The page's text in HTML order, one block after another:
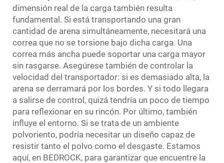
dimensión real de la carga también resulta
fundamental. Si está transportando una gran
cantidad de arena simultáneamente, necesitará una
correa que no se torsione bajo dicha carga. Una
correa más ancha puede soportar una carga mayor
sin rasgarse. Asegúrese también de controlar la
velocidad del transportador: si es demasiado alta, la
arena se derramará por los bordes. Y si todo llegara
a salirse de control, quizá tendría un poco de tiempo
para reflexionar en su rincón. Por último, también
influye el entorno. Si se trata de un ambiente
polvoriento, podría necesitar un diseño capaz de
resistir tanto el polvo como el desgaste. Estamos
aquí, en BEDROCK, para garantizar que encuentre la